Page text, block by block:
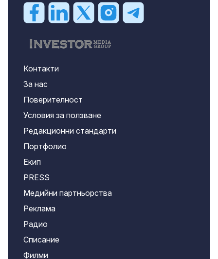
Контакти
За нас
Поверителност
Условия за ползване
Редакционни стандарти
Портфолио
Екип
PRESS
Медийни партньорства
Реклама
Радио
Списание
Филми